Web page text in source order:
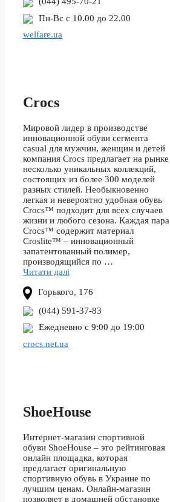
Пн-Вс с 10.00 до 22.00
welfare.ua
Crocs
Мировой лидер в производстве
инновационной обуви сегмента
casual для мужчин, женщин и детей
компания Crocs предлагает на рынке
несколько уникальных коллекций,
состоящих из более 300 моделей
разных стилей. Необыкновенно
легкая и невероятно удобная обувь
Crocs™ подходит для всех случаев
жизни и любого сезона. Каждая пара
Crocs™ содержит материал
Croslite™ – инновационный
запатентованный полимер,
производящийся по …
Читати далі
Горького, 176
(044) 591-37-83
Ежедневно с 9:00 до 19:00
crocs.net.ua
ShoeHouse
Интернет-магазин спортивной
обуви ShoeHouse – это рейтинговая
онлайн площадка, которая
предлагает оригинальную
спортивную обувь в Украине по
лучшим ценам. Онлайн-магазин
позволяет в домашней обстановке